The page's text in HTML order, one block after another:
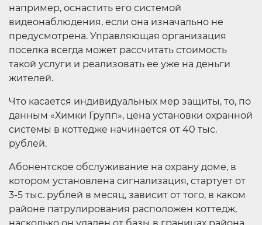
например, оснастить его системой
видеонаблюдения, если она изначально не
предусмотрена. Управляющая организация
поселка всегда может рассчитать стоимость
такой услуги и реализовать ее уже на деньги
жителей.
Что касается индивидуальных мер защиты, то, по
данным «Химки Групп», цена установки охранной
системы в коттедже начинается от 40 тыс.
рублей.
Абонентское обслуживание на охрану доме, в
котором установлена сигнализация, стартует от
3-5 тыс. рублей в месяц, зависит от того, в каком
районе патрулирования расположен коттедж,